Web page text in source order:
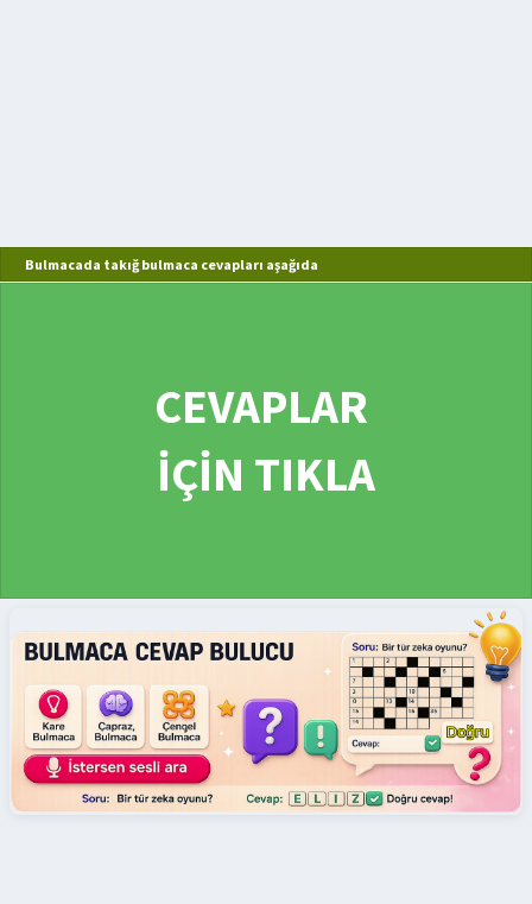
Bulmacada takığ bulmaca cevapları aşağıda
CEVAPLAR
İÇİN TIKLA